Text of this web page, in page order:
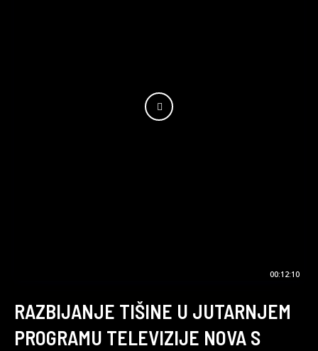
00:12:10
RAZBIJANJE TIŠINE U JUTARNJEM
PROGRAMU TELEVIZIJE NOVA S